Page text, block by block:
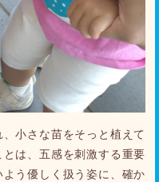
小さな苗をそっと植えて
は、五感を刺激する重要
う優しく扱う姿に、確か